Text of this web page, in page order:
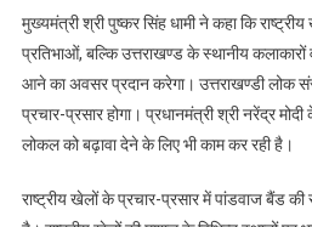
राष्ट्रीय
खेलों
का
मोटिवेशनल
सांग
धूम
धड़क्का’
मुख्यमंत्री श्री पुष्कर सिंह धामी ने कहा कि
प्रतिभाओं, बल्कि उत्तराखण्ड के स्थानीय
आने का अवसर प्रदान करेगा। उत्तराखण्डी लोक
प्रचार-प्रसार होगा। प्रधानमंत्री श्री नरेंद्र
लोकल को बढ़ावा देने के लिए भी काम कर रही है।
राष्ट्रीय खेलों के प्रचार-प्रसार में पांडवाज बैंड की